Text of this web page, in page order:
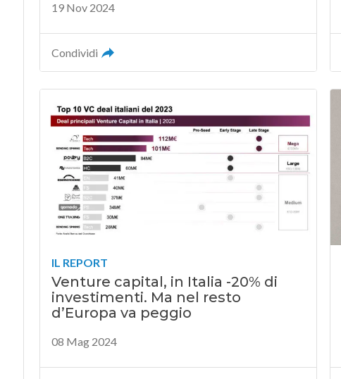
19 Nov 2024
Condividi
IL REPORT
Venture capital, in Italia -20% di
investimenti. Ma nel resto
d’Europa va peggio
08 Mag 2024